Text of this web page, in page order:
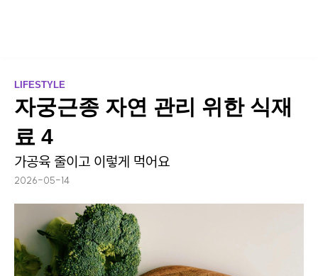
LIFESTYLE
자궁근종 자연 관리 위한 식재
료 4
가공육 줄이고 이렇게 먹어요
2026-05-14